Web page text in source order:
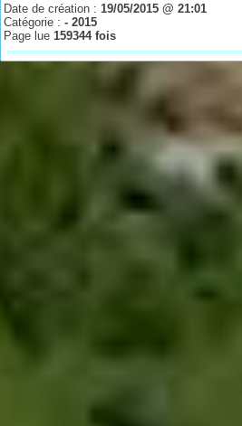
Date de création : 19/05/2015 @ 21:01
Catégorie :- 2015
Page lue 159344 fois